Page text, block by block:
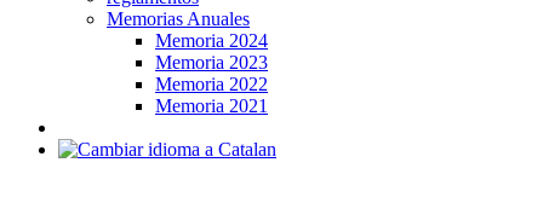
Memorias Anuales
Memoria 2024
Memoria 2023
Memoria 2022
Memoria 2021